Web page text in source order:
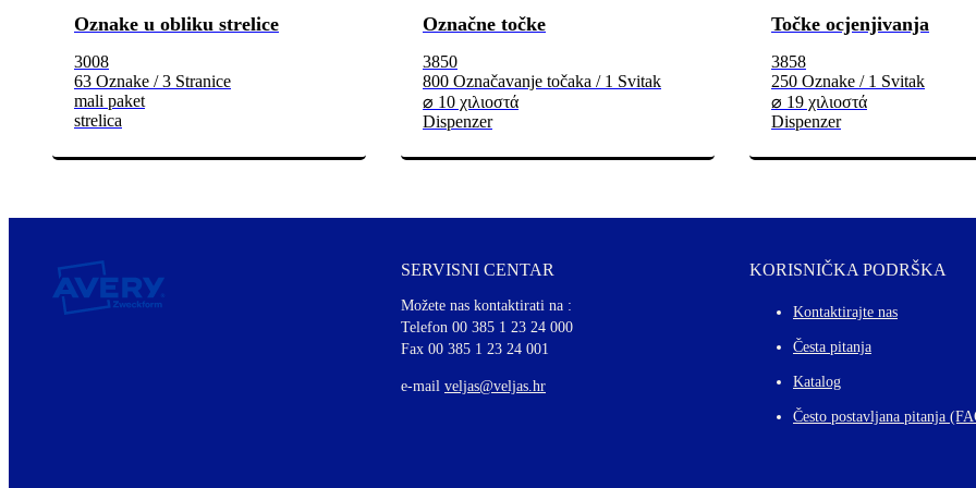
Oznake u obliku strelice
3008
63 Oznake / 3 Stranice
mali paket
strelica
Označne točke
3850
800 Označavanje točaka / 1 Svitak
⌀ 10 χιλιοστά
Dispenzer
Točke ocjenjivanja
3858
250 Oznake / 1 Svitak
⌀ 19 χιλιοστά
Dispenzer
SERVISNI CENTAR
Možete nas kontaktirati na :
Telefon 00 385 1 23 24 000
Fax 00 385 1 23 24 001
e-mail veljas@veljas.hr
KORISNIČKA PODRŠKA
Kontaktirajte nas
Česta pitanja
Katalog
Često postavljana pitanja